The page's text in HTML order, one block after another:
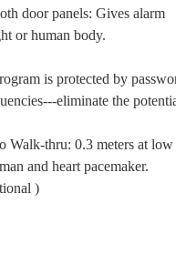
door panels: Gives alarm
or human body.
is protected by
eliminate the
Walk-thru: 0.3 meters at low
and heart pacemaker.
)